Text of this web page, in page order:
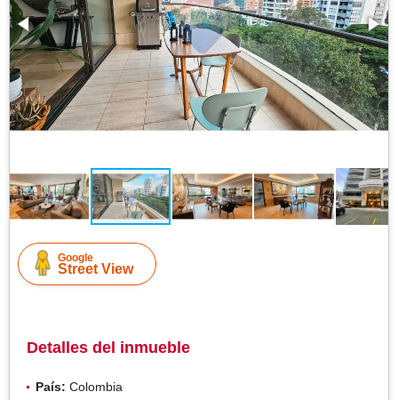
Google
Street View
Detalles del inmueble
País: Colombia